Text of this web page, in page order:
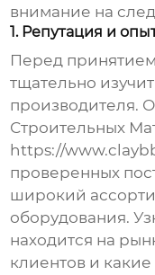
внимание на
1. Репутация и
Перед
тщательно
производителя.
Строительных
https://
проверенных
широкий
оборудования.
находится на
клиентов и